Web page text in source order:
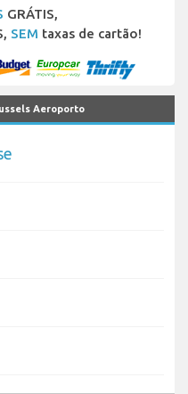
GRÁTIS,
SEM taxas de cartão!
Aeroporto